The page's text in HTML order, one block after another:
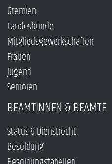
Gremien
Landesbünde
Mitgliedsgewerkschaften
Frauen
Jugend
Senioren
BEAMTINNEN & BEAMTE
Status & Dienstrecht
Besoldung